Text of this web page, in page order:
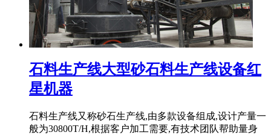
石料生产线大型砂石料生产线设备红
星机器
石料生产线又称砂石生产线,由多款设备组成,设计产量一
般为30800T/H,根据客户加工需要,有技术团队帮助量身